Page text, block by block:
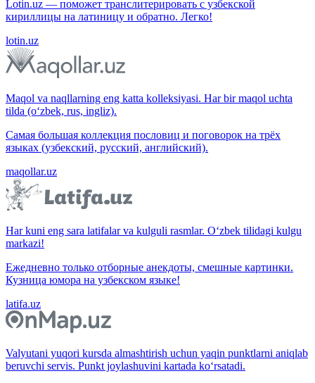
Lotin.uz — поможет транслитерировать с узбекской
кириллицы на латиницу и обратно. Легко!
lotin.uz
Maqol va naqllarning eng katta kolleksiyasi. Har bir maqol uchta
tilda (o‘zbek, rus, ingliz).
Самая большая коллекция пословиц и поговорок на трёх
языках (узбекский, русский, английский).
maqollar.uz
Har kuni eng sara latifalar va kulguli rasmlar. O‘zbek tilidagi kulgu
markazi!
Ежедневно только отборные анекдоты, смешные картинки.
Кузница юмора на узбекском языке!
latifa.uz
Valyutani yuqori kursda almashtirish uchun yaqin punktlarni aniqlab
beruvchi servis. Punkt joylashuvini kartada ko‘rsatadi.